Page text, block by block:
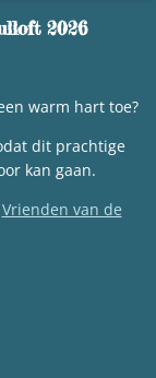
2026
warm hart toe?
dit prachtige
kan gaan.
Vrienden van de